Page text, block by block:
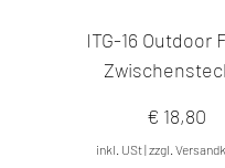
ITG-16 Outdoor
Preis
€ 18,80
inkl. USt|zzgl.